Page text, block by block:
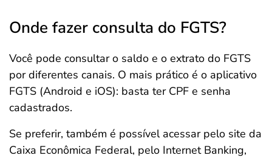
Onde fazer consulta do FGTS?
Você pode consultar o saldo e o extrato do FGTS
por diferentes canais. O mais prático é o aplicativo
FGTS (Android e iOS): basta ter CPF e senha
cadastrados.
Se preferir, também é possível acessar pelo site da
Caixa Econômica Federal, pelo Internet Banking,